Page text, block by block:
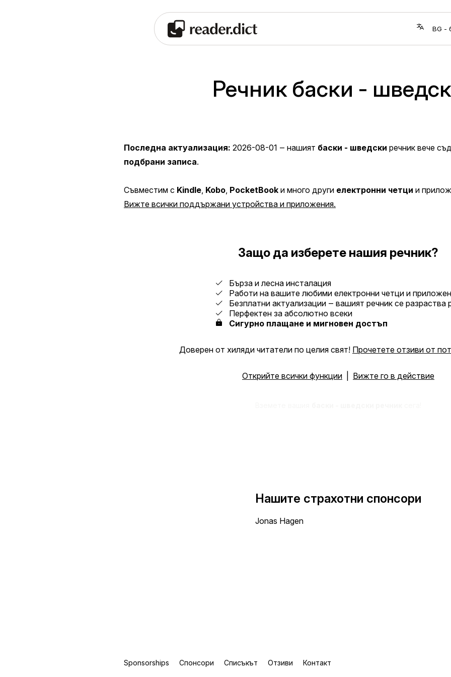
Речник баски -
Последна актуализация: 2026-08-01 ‒ нашият баски - шведски речник вече
подбрани записа.
Съвместим с Kindle Kobo PocketBook и много други електронни четци и
Вижте всички поддържани устройства и приложения.
Защо да изберете нашия речник?
Бърза и лесна инсталация
Работи на вашите любими електронни четци и
Безплатни актуализации ‒ вашият речник се разраства
Перфектен за абсолютно всеки
Сигурно плащане и мигновен достъп
Доверен от хиляди читатели по целия свят! Прочетете отзиви от
Открийте всички функции Вижте го в действие
Нашите страхотни спонсори
Jonas Hagen
Sponsorships Спонсори Списъкът Отзиви Контакт